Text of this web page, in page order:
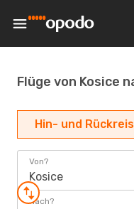
Flüge von Kosice
Hin- und
Von?
Kosice
Nach?